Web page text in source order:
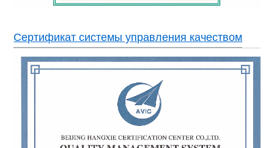
Сертификат системы управления качеством